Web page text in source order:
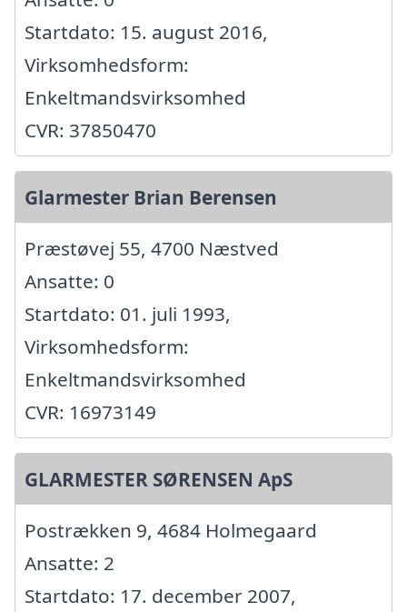
Startdato: 15. august 2016,
Virksomhedsform:
Enkeltmandsvirksomhed
CVR: 37850470
Glarmester Brian Berensen
Præstøvej 55, 4700 Næstved
Ansatte: 0
Startdato: 01. juli 1993,
Virksomhedsform:
Enkeltmandsvirksomhed
CVR: 16973149
GLARMESTER SØRENSEN ApS
Postrækken 9, 4684 Holmegaard
Ansatte: 2
Startdato: 17. december 2007,